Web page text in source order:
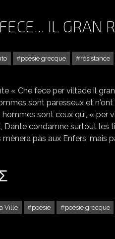
IL GRAN
poésie grecque résistance
« Che fece per viltade il
sont paresseux et n'ont
hommes sont ceux qui, « per
condamne surtout les
pas aux Enfers, mais
Ville poésie poésie grecque